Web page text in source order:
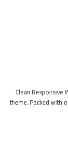
Clean Responsive
theme. Packed with